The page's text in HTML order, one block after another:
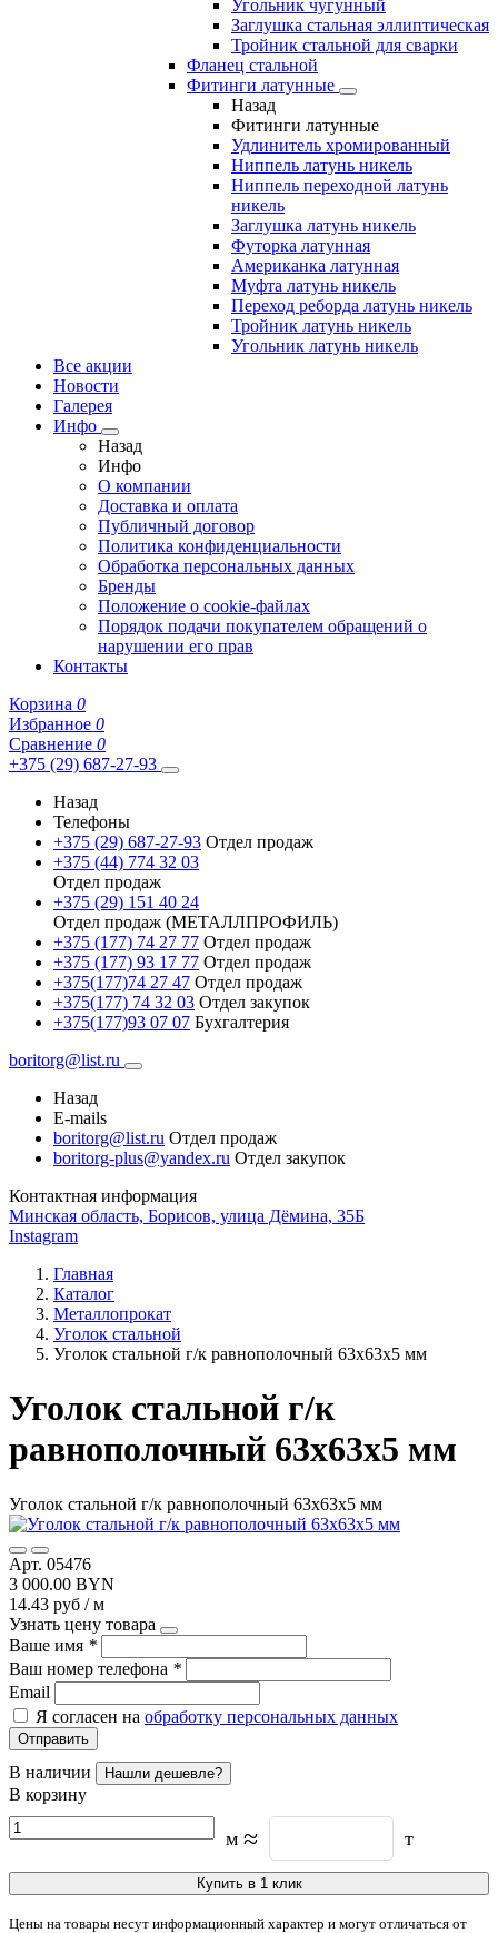
Угольник чугунный
Заглушка стальная эллиптическая
Тройник стальной для сварки
Фланец стальной
Фитинги латунные
Назад
Фитинги латунные
Удлинитель хромированный
Ниппель латунь никель
Ниппель переходной латунь
никель
Заглушка латунь никель
Футорка латунная
Американка латунная
Муфта латунь никель
Переход реборда латунь никель
Тройник латунь никель
Угольник латунь никель
Все акции
Новости
Галерея
Инфо
Назад
Инфо
О компании
Доставка и оплата
Публичный договор
Политика конфиденциальности
Обработка персональных данных
Бренды
Положение о cookie-файлах
Порядок подачи покупателем обращений о
нарушении его прав
Контакты
Корзина 0
Избранное 0
Сравнение 0
+375 (29) 687-27-93
Назад
Телефоны
+375 (29) 687-27-93 Отдел продаж
+375 (44) 774 32 03
Отдел продаж
+375 (29) 151 40 24
Отдел продаж (МЕТАЛЛПРОФИЛЬ)
+375 (177) 74 27 77 Отдел продаж
+375 (177) 93 17 77 Отдел продаж
+375(177)74 27 47 Отдел продаж
+375(177) 74 32 03 Отдел закупок
+375(177)93 07 07 Бухгалтерия
boritorg@list.ru
Назад
E-mails
boritorg@list.ru Отдел продаж
boritorg-plus@yandex.ru Отдел закупок
Контактная информация
Минская область, Борисов, улица Дёмина, 35Б
Instagram
Главная
Каталог
Металлопрокат
Уголок стальной
Уголок стальной г/к равнополочный 63х63х5 мм
Уголок стальной г/к
равнополочный 63х63х5 мм
Уголок стальной г/к равнополочный 63х63х5 мм
Арт. 05476
3 000.00 BYN
14.43 руб / м
Узнать цену товара
Ваше имя *
Ваш номер телефона *
Email
Я согласен на обработку персональных данных
Отправить
В наличии Нашли дешевле?
В корзину
м ≈ т
Купить в 1 клик
Цены на товары несут информационный характер и могут отличаться от